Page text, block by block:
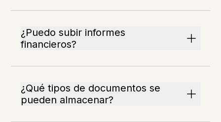
¿Puedo subir informes
financieros?
¿Qué tipos de documentos se
pueden almacenar?